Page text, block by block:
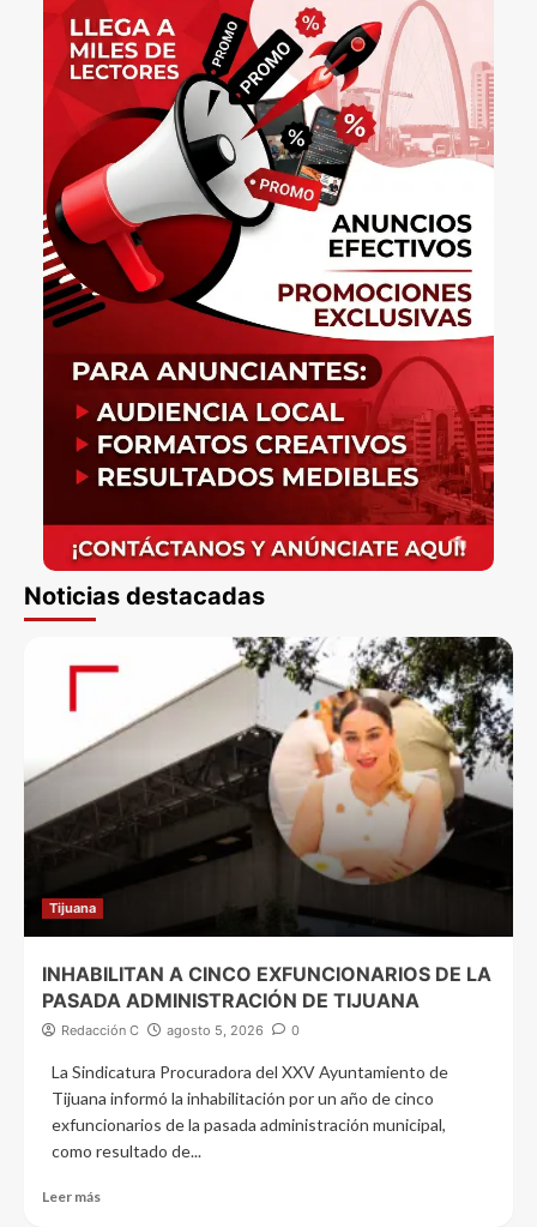
Noticias destacadas
Tijuana
INHABILITAN A CINCO EXFUNCIONARIOS DE LA
PASADA ADMINISTRACIÓN DE TIJUANA
Redacción C agosto 5, 2026 0
La Sindicatura Procuradora del XXV Ayuntamiento de
Tijuana informó la inhabilitación por un año de cinco
exfuncionarios de la pasada administración municipal,
como resultado de...
Leer más